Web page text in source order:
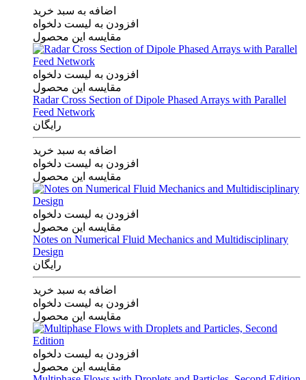
اضافه به سبد خرید
افزودن به لیست دلخواه
مقایسه این محصول
افزودن به لیست دلخواه
مقایسه این محصول
Radar Cross Section of Dipole Phased Arrays with Parallel
Feed Network
رایگان
اضافه به سبد خرید
افزودن به لیست دلخواه
مقایسه این محصول
افزودن به لیست دلخواه
مقایسه این محصول
Notes on Numerical Fluid Mechanics and Multidisciplinary
Design
رایگان
اضافه به سبد خرید
افزودن به لیست دلخواه
مقایسه این محصول
افزودن به لیست دلخواه
مقایسه این محصول